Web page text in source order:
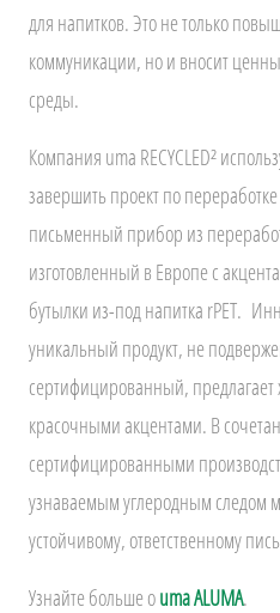
для напитков. Это не только
коммуникации, но и вносит
среды.
Компания uma RECYCLED²
завершить проект по
письменный прибор из
изготовленный в Европе с
бутылки из-под напитка rPET.
уникальный продукт, не
сертифицированный, предлагает
красочными акцентами. В
сертифицированными
узнаваемым углеродным следом
устойчивому, ответственному
Узнайте больше оuma ALUMA.